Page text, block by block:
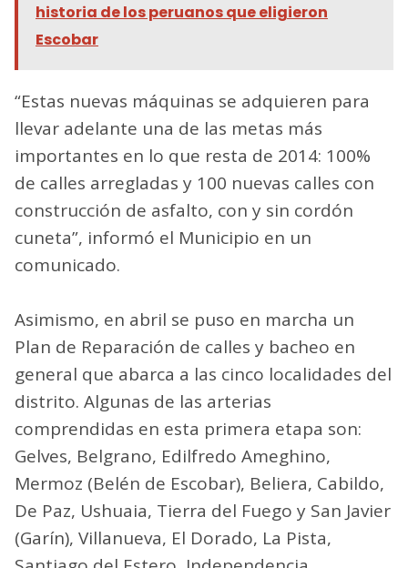
historia de los peruanos que eligieron
Escobar
“Estas nuevas máquinas se adquieren para
llevar adelante una de las metas más
importantes en lo que resta de 2014: 100%
de calles arregladas y 100 nuevas calles con
construcción de asfalto, con y sin cordón
cuneta”, informó el Municipio en un
comunicado.
Asimismo, en abril se puso en marcha un
Plan de Reparación de calles y bacheo en
general que abarca a las cinco localidades del
distrito. Algunas de las arterias
comprendidas en esta primera etapa son:
Gelves, Belgrano, Edilfredo Ameghino,
Mermoz (Belén de Escobar), Beliera, Cabildo,
De Paz, Ushuaia, Tierra del Fuego y San Javier
(Garín), Villanueva, El Dorado, La Pista,